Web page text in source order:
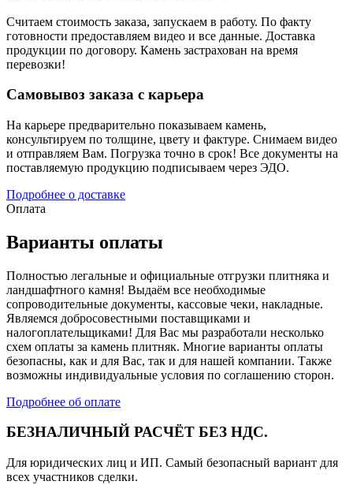
Считаем стоимость заказа, запускаем в работу. По факту
готовности предоставляем видео и все данные. Доставка
продукции по договору. Камень застрахован на время
перевозки!
Самовывоз заказа с карьера
На карьере предварительно показываем камень,
консультируем по толщине, цвету и фактуре. Снимаем видео
и отправляем Вам. Погрузка точно в срок! Все документы на
поставляемую продукцию подписываем через ЭДО.
Подробнее о доставке
Оплата
Варианты оплаты
Полностью легальные и официальные отгрузки плитняка и
ландшафтного камня! Выдаём все необходимые
сопроводительные документы, кассовые чеки, накладные.
Являемся добросовестными поставщиками и
налогоплательщиками! Для Вас мы разработали несколько
схем оплаты за камень плитняк. Многие варианты оплаты
безопасны, как и для Вас, так и для нашей компании. Также
возможны индивидуальные условия по соглашению сторон.
Подробнее об оплате
БЕЗНАЛИЧНЫЙ РАСЧЁТ БЕЗ НДС.
Для юридических лиц и ИП. Самый безопасный вариант для
всех участников сделки.